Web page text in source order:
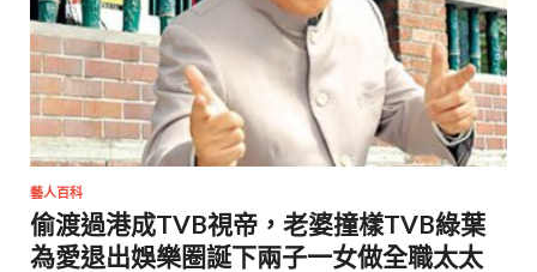
藝人百科
偷渡過港成TVB視帝，老婆撞樣TVB綠葉
為愛退出娛樂圈誕下兩子一女做全職太太